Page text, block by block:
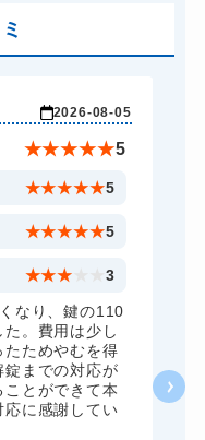
10,780円～(税込)
11,000円～(税込)
2026-08-05
★★★★★5
★★★★★5
★★★★★5
★★★ 3
なり、鍵の110
。費用は少し
ためやむを得
錠までの対応が
ことができて本
応に感謝してい